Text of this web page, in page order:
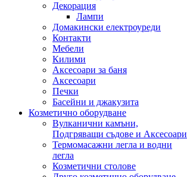
Декорация
Лампи
Домакински електроуреди
Контакти
Мебели
Килими
Аксесоари за баня
Аксесоари
Печки
Басейни и джакузита
Козметично оборудване
Вулканични камъни,
Подгряващи съдове и Аксесоари
Термомасажни легла и водни
легла
Козметични столове